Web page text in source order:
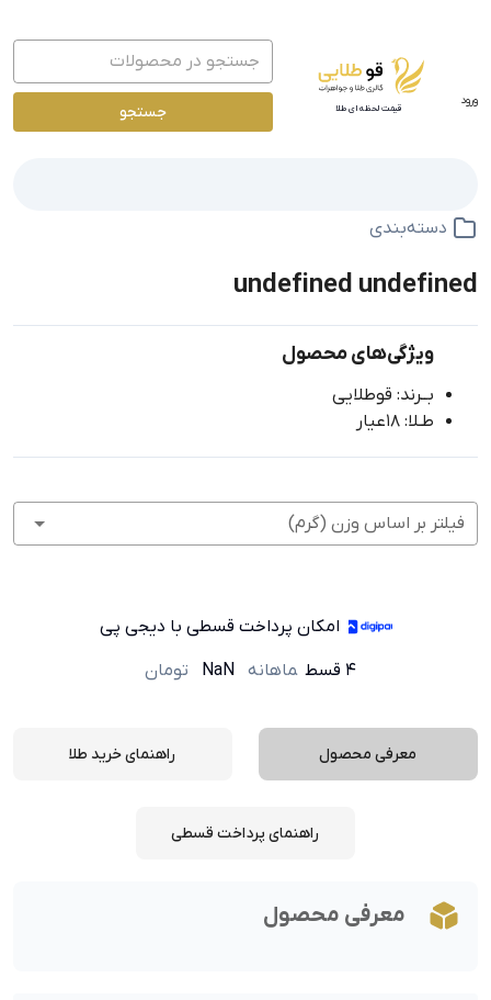
ورود
قیمت لحظه ای طلا جستجو
دسته‌بندی
undefined undefined
ویژگی‌های محصول
بــرند: قوطلایی
طـلا: 18عیار
فیلتر بر اساس وزن (گرم)
امکان پرداخت قسطی با دیجی پی
۴ قسط
ماهانه NaN تومان
معرفی محصول راهنمای خرید طلا
راهنمای پرداخت قسطی
معرفی محصول